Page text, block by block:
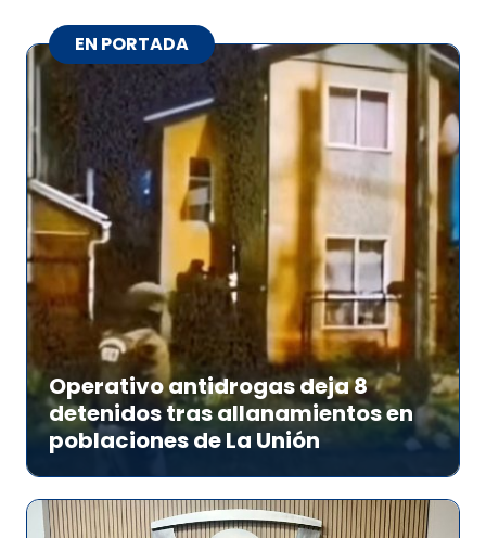
EN PORTADA
Operativo antidrogas deja 8
detenidos tras allanamientos en
poblaciones de La Unión